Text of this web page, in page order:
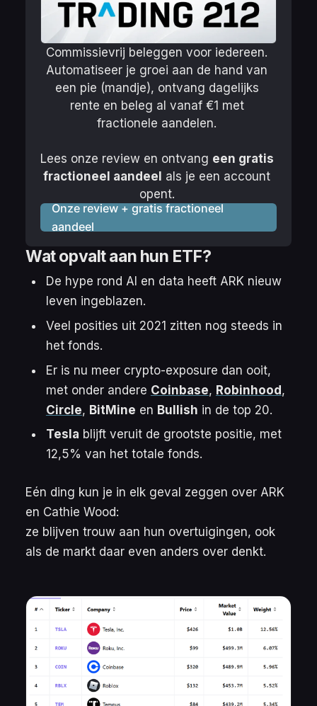
Commissievrij beleggen voor iedereen.
Automatiseer je groei aan de hand van
een pie (mandje), ontvang dagelijks
rente en beleg al vanaf €1 met
fractionele aandelen.
Lees onze review en ontvang een gratis
fractioneel aandeel als je een account
opent.
Onze review + gratis fractioneel
aandeel
Wat opvalt aan hun ETF?
De hype rond AI en data heeft ARK nieuw
leven ingeblazen.
Veel posities uit 2021 zitten nog steeds in
het fonds.
Er is nu meer crypto-exposure dan ooit,
met onder andere Coinbase, Robinhood,
Circle, BitMine en Bullish in de top 20.
Tesla blijft veruit de grootste positie, met
12,5% van het totale fonds.
Eén ding kun je in elk geval zeggen over ARK
en Cathie Wood:
ze blijven trouw aan hun overtuigingen, ook
als de markt daar even anders over denkt.